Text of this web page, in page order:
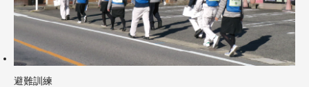
避難訓練